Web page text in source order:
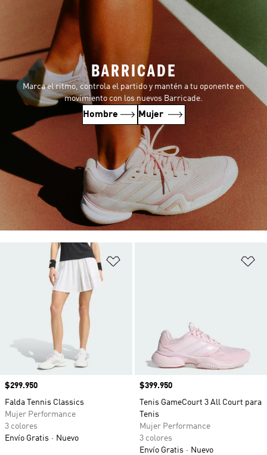
Precio
$299.950
Falda Tennis Classics
Mujer Performance
3 colores
Envío Gratis
Nuevo
Precio
$399.950
Tenis GameCourt 3 All Court para
Tenis
Mujer Performance
3 colores
Envío Gratis
Nuevo
BARRICADE
Marca el ritmo, controla el partido y mantén a tu oponente en
movimiento con los nuevos Barricade.
Hombre Mujer